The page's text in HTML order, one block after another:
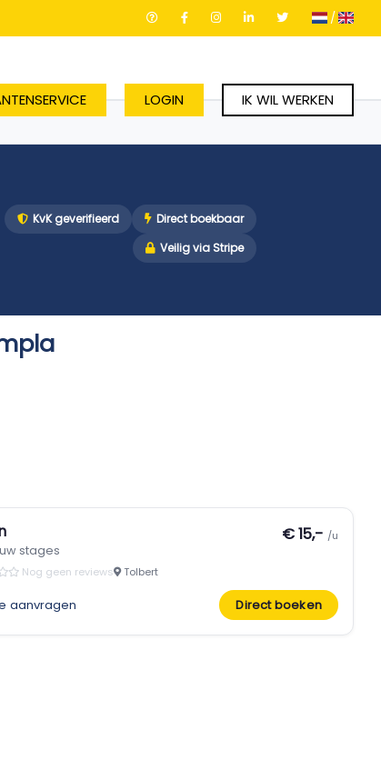
/
LOGIN IK WIL WERKEN
KvK geverifieerd
Direct boekbaar
Veilig via Stripe
stages
€ 15,- /u
Nog geen reviews Tolbert
aanvragen Direct boeken